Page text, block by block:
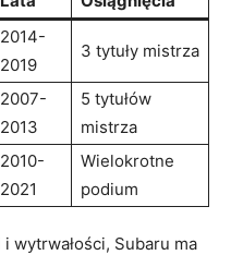
2014-
2019
3 tytuły mistrza
2007-
2013
5 tytułów
mistrza
2010-
2021
Wielokrotne
podium
wytrwałości, Subaru ma